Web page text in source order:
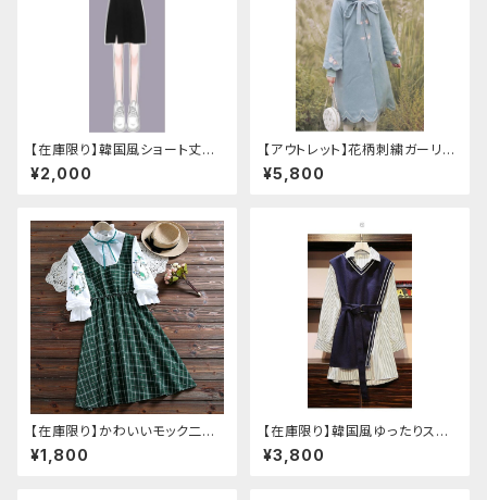
【在庫限り】韓国風ショート丈シ
ャツ（へそ出し：重ね着
¥2,000
【アウトレット】花柄刺繍ガーリー
フードコート（Lサイズ
¥5,800
【在庫限り】かわいいモック二枚
仕立て長袖チェック柄ワンピー
ス
¥1,800
【在庫限り】韓国風ゆったりスタ
イルニットベスト ＋ ストライプシ
ャツ ベルト付き
¥3,800